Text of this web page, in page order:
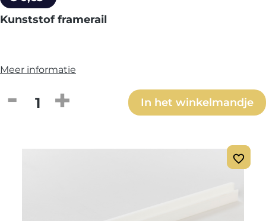
Kunststof framerail
Meer informatie
Producthoeveelheid: Voer deIn het winkelmandje